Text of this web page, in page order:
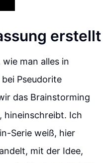
erstellt
man alles in
Pseudorite
das Brainstorming
hineinschreibt. Ich
Serie weiß, hier
mit der Idee,